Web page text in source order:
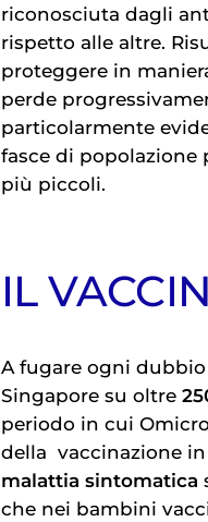
riconosciuta dagli
rispetto alle altre.
proteggere in
perde
particolarmente
fasce di popolazione
più piccoli.
IL
A fugare ogni
Singapore su oltre
periodo in cui
della vaccinazione
malattia sintomatica
che nei bambini